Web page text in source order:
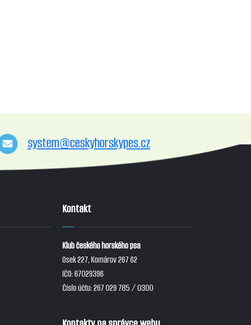
system@ceskyhorskypes.cz
Kontakt
Klub českého horského psa
Osek 227, Komárov 267 62
IČO: 67029396
Číslo účtu: 267 029 785 / 0300